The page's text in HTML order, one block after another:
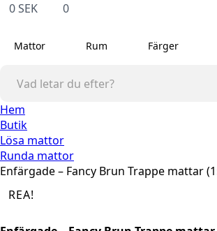
0SEK 0
Mattor Rum Färger
Hem
Butik
Lösa mattor
Runda mattor
Enfärgade – Fancy Brun Trappe mattar
REA!